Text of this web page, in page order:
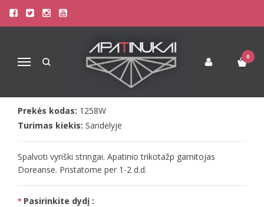
Navigacija
0
Pagrindinis Apatinis Trikotažas Vyrams
Doreanse vyr. balti su turquise stringai White line
DOREANSE VYR. BALTI SU
TURQUISE STRINGAI WHITE LINE
Prekės kodas: 1258W
Turimas kiekis: Sandėlyje
Spalvoti vyriški stringai. Apatinio trikotažp gamitojas
Doreanse. Pristatome per 1-2 d.d.
Pasirinkite dydį :